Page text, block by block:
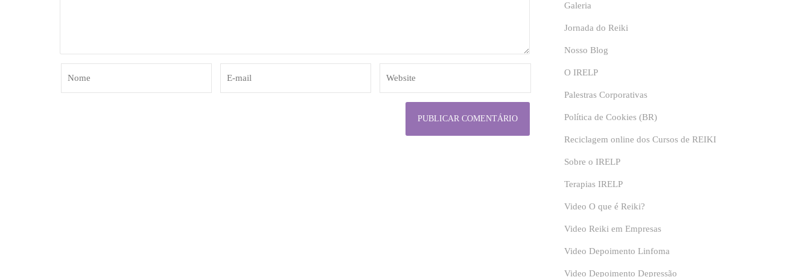
Galeria
Jornada do Reiki
Nosso Blog
O IRELP
Palestras Corporativas
Política de Cookies (BR)
Reciclagem online dos Cursos de REIKI
Sobre o IRELP
Terapias IRELP
Video O que é Reiki?
Video Reiki em Empresas
Video Depoimento Linfoma
Video Depoimento Depressão